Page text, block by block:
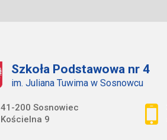
Szkoła Podstawowa nr 4
im. Juliana Tuwima w Sosnowcu
Adres pocztowy:
41-200 Sosnowiec
Kościelna 9